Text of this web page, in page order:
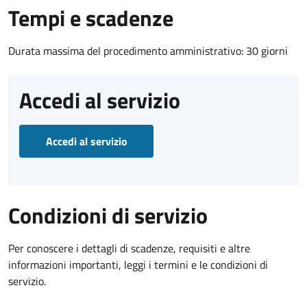
Tempi e scadenze
Durata massima del procedimento amministrativo: 30 giorni
Accedi al servizio
Accedi al servizio
Condizioni di servizio
Per conoscere i dettagli di scadenze, requisiti e altre
informazioni importanti, leggi i termini e le condizioni di
servizio.